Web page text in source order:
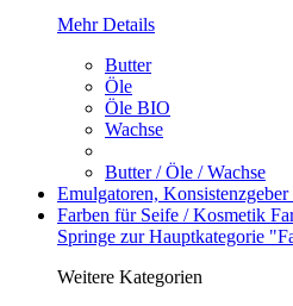
Mehr Details
Butter
Öle
Öle BIO
Wachse
Butter / Öle / Wachse
Emulgatoren, Konsistenzgeber
Farben für Seife / Kosmetik
Springe zur Hauptkategorie
Weitere Kategorien